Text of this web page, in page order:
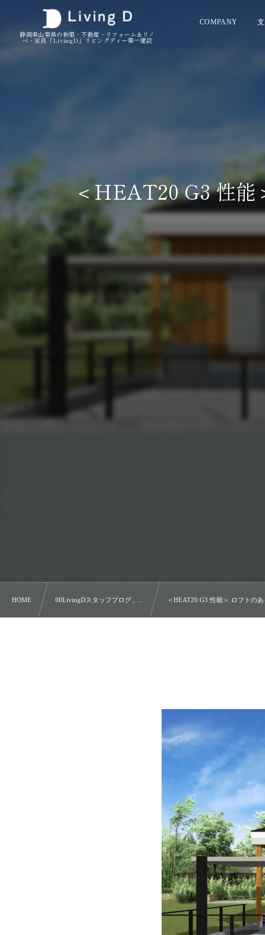
静岡県山梨県の新築・不動産・リフォーム＆リノ
ベ・家具「LivingD」リビングディー第一建設
COMPANY
＜HEAT20 G3 性能
HOME 00LivingDスタッフブログ , … ＜HEAT20 G3 性能＞ ロフトの